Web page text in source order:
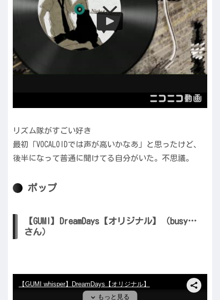
リズム隊がすごい好き
最初「VOCALOIDでは声が高いかなあ」と思ったけど、
後半になって普通に聞けてる自分がいた。不思議。
ポップ
【GUMI】DreamDays【オリジナル】（busy…
さん）